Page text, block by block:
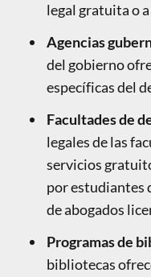
legal gratuita o
Agencias
del gobierno
específicas del
Facultades de
legales de las
servicios
por estudiantes
de abogados
Programas de
bibliotecas